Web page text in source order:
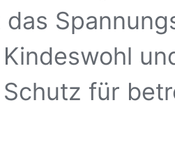
für